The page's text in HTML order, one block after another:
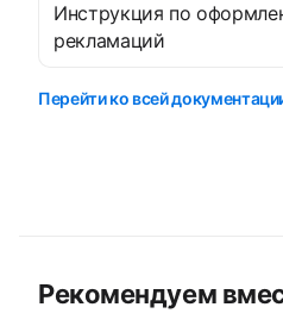
Инструкция по
рекламаций
Перейти ко всей
Рекомендуем